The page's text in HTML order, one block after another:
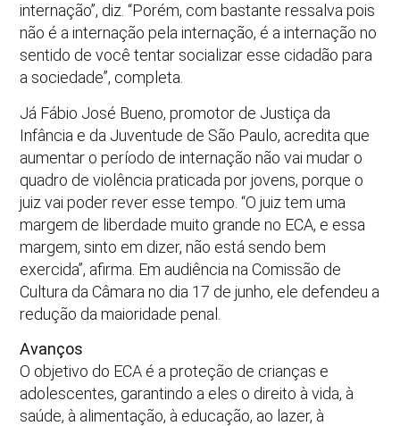
internação”, diz. “Porém, com bastante ressalva pois
não é a internação pela internação, é a internação no
sentido de você tentar socializar esse cidadão para
a sociedade”, completa.
Já Fábio José Bueno, promotor de Justiça da
Infância e da Juventude de São Paulo, acredita que
aumentar o período de internação não vai mudar o
quadro de violência praticada por jovens, porque o
juiz vai poder rever esse tempo. “O juiz tem uma
margem de liberdade muito grande no ECA, e essa
margem, sinto em dizer, não está sendo bem
exercida”, afirma. Em audiência na Comissão de
Cultura da Câmara no dia 17 de junho, ele defendeu a
redução da maioridade penal.
Avanços
O objetivo do ECA é a proteção de crianças e
adolescentes, garantindo a eles o direito à vida, à
saúde, à alimentação, à educação, ao lazer, à